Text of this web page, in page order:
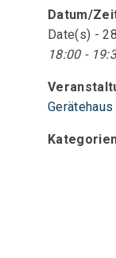
Datum/
Date(s) -
18:00 -